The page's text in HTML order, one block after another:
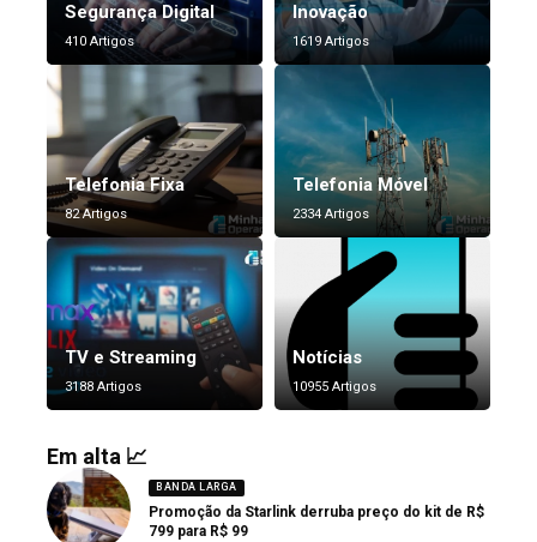
Segurança Digital
410 Artigos
Inovação
1619 Artigos
Telefonia Fixa
82 Artigos
Telefonia Móvel
2334 Artigos
TV e Streaming
3188 Artigos
Notícias
10955 Artigos
Em alta 📈
BANDA LARGA
Promoção da Starlink derruba preço do kit de R$
799 para R$ 99